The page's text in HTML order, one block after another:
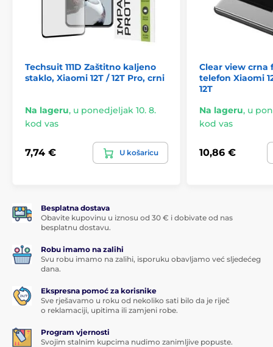
Techsuit 111D Zaštitno kaljeno
staklo, Xiaomi 12T / 12T Pro, crni
Na lageru, u ponedjeljak 10. 8.
kod vas
7,74 € U košaricu
Clear view crna
telefon Xiaomi
12T
Na lageru, u
kod vas
10,86 €
Besplatna dostava
Obavite kupovinu u iznosu od 30 € i dobivate od nas
besplatnu dostavu.
Robu imamo na zalihi
Svu robu imamo na zalihi, isporuku obavljamo već sljedećeg
dana.
Ekspresna pomoć za korisnike
Sve rješavamo u roku od nekoliko sati bilo da je riječ
o reklamaciji, upitima ili zamjeni robe.
Program vjernosti
Svojim stalnim kupcima nudimo zanimljive popuste.